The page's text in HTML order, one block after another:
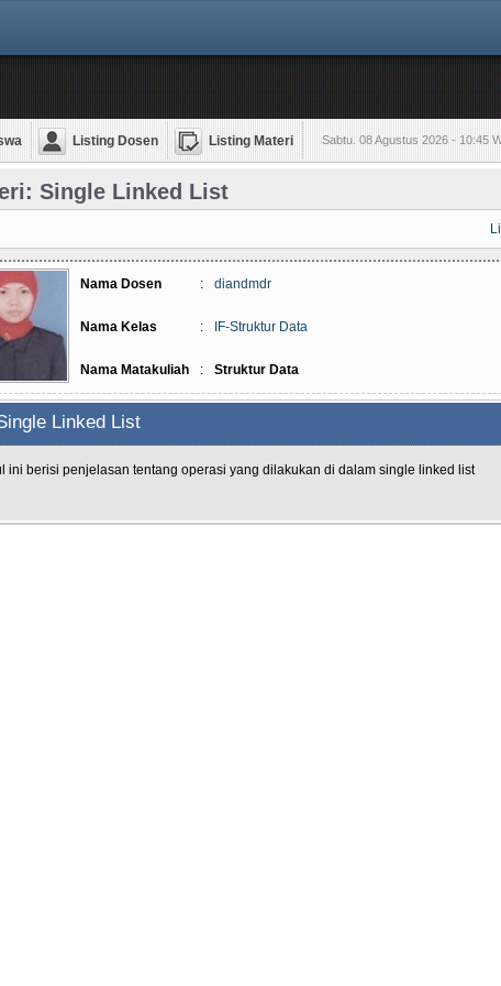
Listing Dosen Listing Materi Sabtu. 08 Agustus 2026 - 10:45
Single Linked List
Nama Dosen : diandmdr
Nama Kelas : IF-Struktur Data
Nama Matakuliah : Struktur Data
Linked List
ini berisi penjelasan tentang operasi yang dilakukan di dalam single linked list